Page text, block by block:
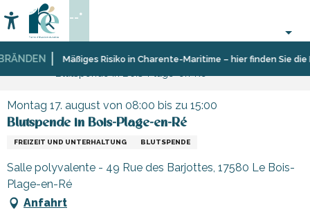
au
contenu
principal
Mäßiges Risiko in Charente-Maritime – hier finden Sie die
Accessibilité
Suche
--°
Startseite
Organisieren
und
Freizeit
Veranstaltungen,
Montag 17. august von 08:00 bis zu 15:00
Blutspende in Bois-Plage-en-Ré
FREIZEIT UND UNTERHALTUNG BLUTSPENDE
Salle polyvalente - 49 Rue des Barjottes, 17580 Le Bois-
Plage-en-Ré
Anfahrt